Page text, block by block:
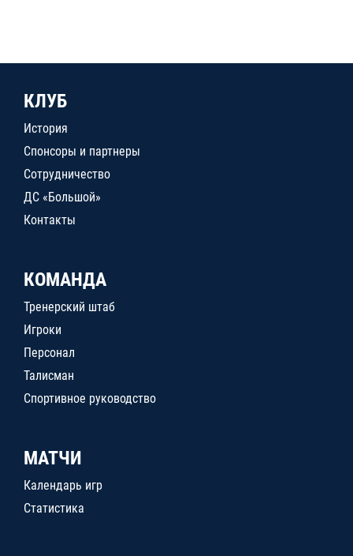
КЛУБ
История
Спонсоры и партнеры
Сотрудничество
ДС «Большой»
Контакты
КОМАНДА
Тренерский штаб
Игроки
Персонал
Талисман
Спортивное руководство
МАТЧИ
Календарь игр
Статистика